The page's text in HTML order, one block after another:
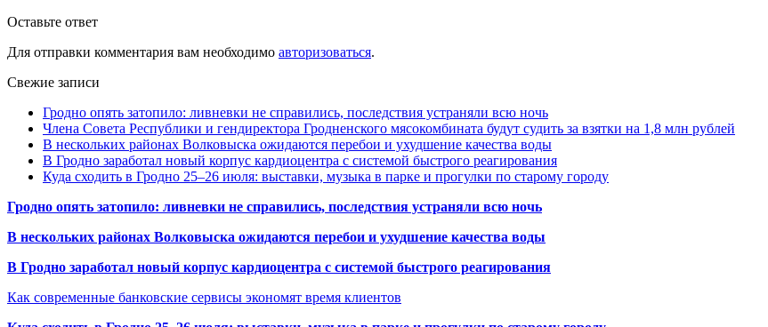
Оставьте ответ
Для отправки комментария вам необходимо авторизоваться.
Свежие записи
Гродно опять затопило: ливневки не справились, последствия устраняли всю ночь
Члена Совета Республики и гендиректора Гродненского мясокомбината будут судить за взятки на 1,8 млн рублей
В нескольких районах Волковыска ожидаются перебои и ухудшение качества воды
В Гродно заработал новый корпус кардиоцентра с системой быстрого реагирования
Куда сходить в Гродно 25–26 июля: выставки, музыка в парке и прогулки по старому городу
Гродно опять затопило: ливневки не справились, последствия устраняли всю ночь
В нескольких районах Волковыска ожидаются перебои и ухудшение качества воды
В Гродно заработал новый корпус кардиоцентра с системой быстрого реагирования
Как современные банковские сервисы экономят время клиентов